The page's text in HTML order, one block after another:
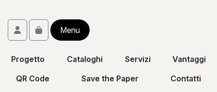
Account
Cart
Menu
Progetto Cataloghi Servizi
Vantaggi
QR Code
Save the Paper
Contatti